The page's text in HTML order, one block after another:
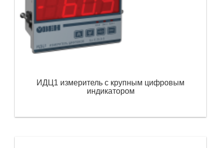
ИДЦ1 измеритель с крупным цифровым
индикатором